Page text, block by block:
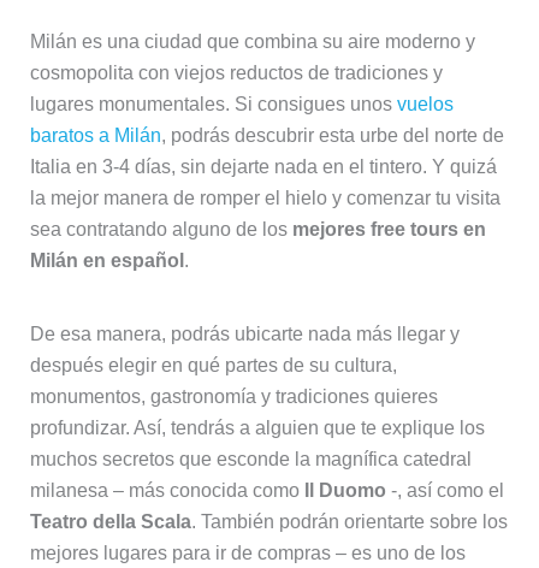
Milán es una ciudad que combina su aire moderno y
cosmopolita con viejos reductos de tradiciones y
lugares monumentales. Si consigues unos vuelos
baratos a Milán, podrás descubrir esta urbe del norte de
Italia en 3-4 días, sin dejarte nada en el tintero. Y quizá
la mejor manera de romper el hielo y comenzar tu visita
sea contratando alguno de los mejores free tours en
Milán en español .
De esa manera, podrás ubicarte nada más llegar y
después elegir en qué partes de su cultura,
monumentos, gastronomía y tradiciones quieres
profundizar. Así, tendrás a alguien que te explique los
muchos secretos que esconde la magnífica catedral
milanesa – más conocida como
Il Duomo -, así como el
Teatro della Scala. También podrán orientarte sobre los
mejores lugares para ir de compras – es uno de los